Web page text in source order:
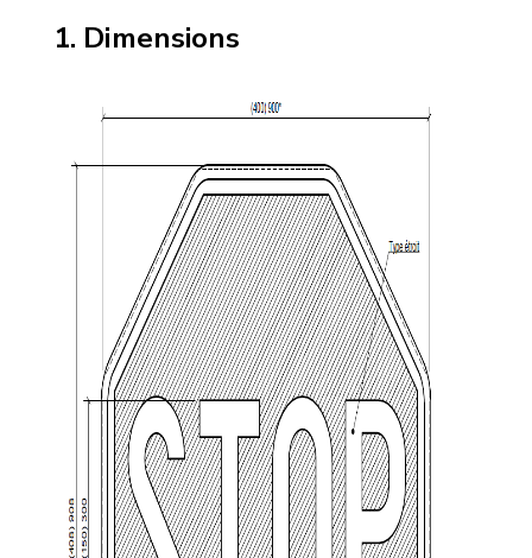
Dimensions